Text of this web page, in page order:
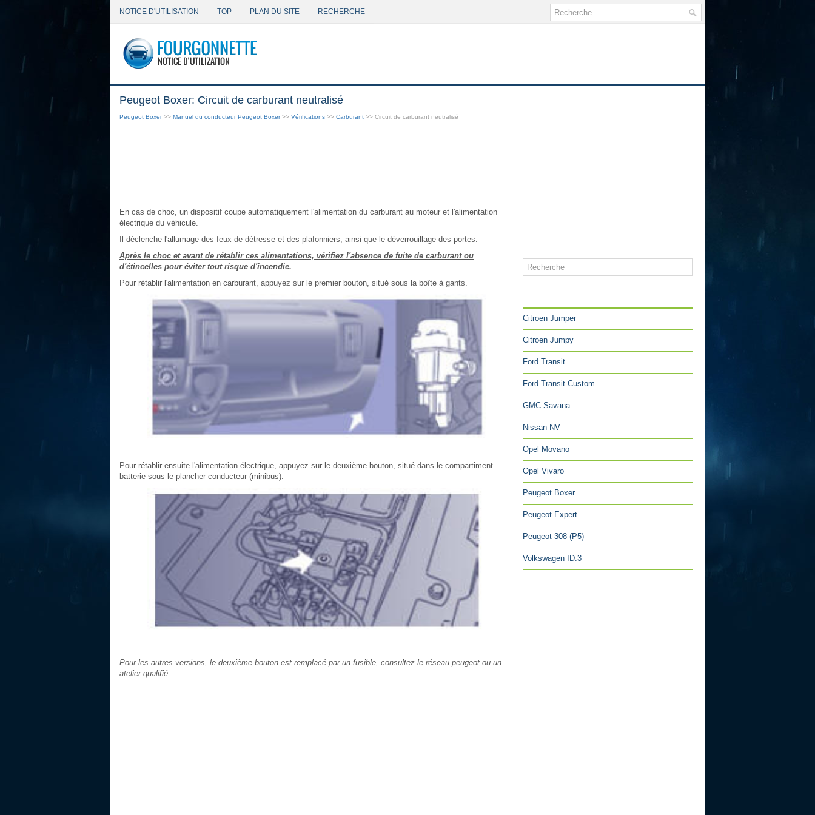
NOTICE D'UTILISATION TOP PLAN DU SITE RECHERCHE
Peugeot Boxer: Circuit de carburant neutralisé
Peugeot Boxer>> Manuel du conducteur Peugeot Boxer>> Vérifications >> Carburant >> Circuit de carburant neutralisé
En cas de choc, un dispositif coupe automatiquement l'alimentation du carburant au moteur et l'alimentation
électrique du véhicule.
Il déclenche l'allumage des feux de détresse et des plafonniers, ainsi que le déverrouillage des portes.
Après le choc et avant de rétablir ces alimentations, vérifiez l'absence de fuite de carburant ou
d'étincelles pour éviter tout risque d'incendie.
Pour rétablir l'alimentation en carburant, appuyez sur le premier bouton, situé sous la boîte à gants.
Pour rétablir ensuite l'alimentation électrique, appuyez sur le deuxième bouton, situé dans le compartiment
batterie sous le plancher conducteur (minibus).
Pour les autres versions, le deuxième bouton est remplacé par un fusible, consultez le réseau peugeot ou un
atelier qualifié.
Citroen Jumper
Citroen Jumpy
Ford Transit
Ford Transit Custom
GMC Savana
Nissan NV
Opel Movano
Opel Vivaro
Peugeot Boxer
Peugeot Expert
Peugeot 308 (P5)
Volkswagen ID.3